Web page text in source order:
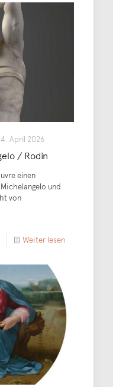
April 2026
/ Rodin
einen
und
von
Weiter lesen